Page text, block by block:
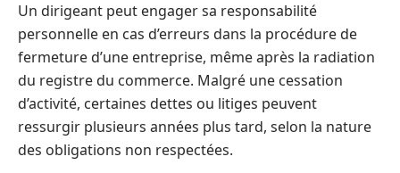
Un dirigeant peut engager sa responsabilité
personnelle en cas d’erreurs dans la procédure de
fermeture d’une entreprise, même après la radiation
du registre du commerce. Malgré une cessation
d’activité, certaines dettes ou litiges peuvent
ressurgir plusieurs années plus tard, selon la nature
des obligations non respectées.